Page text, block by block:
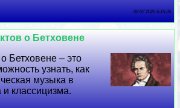
02 07 2026 6:15:26
о Бетховене
Бетховене – это
узнать, как
музыка в
классицизма.